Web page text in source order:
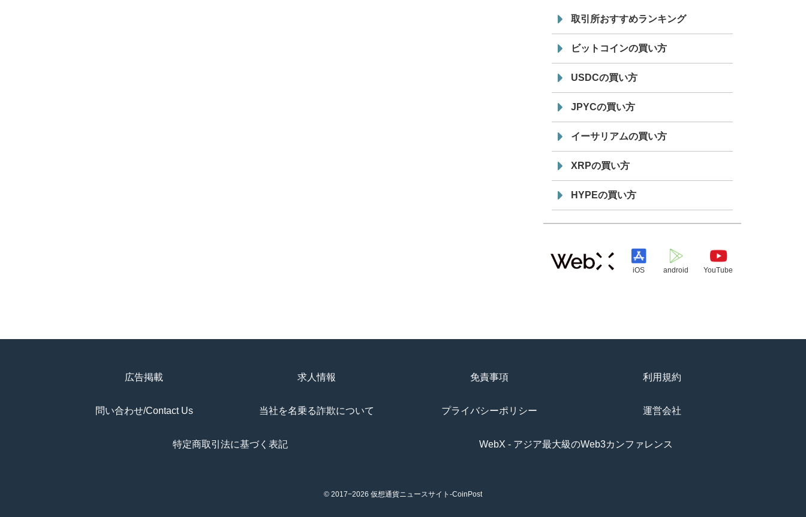
19:30
てステーブルコイン「JPYSC」徹底解
説セミナーを開催
取引所おすすめランキング
ビットコインの買い方
USDCの買い方
JPYCの買い方
イーサリアムの買い方
XRPの買い方
HYPEの買い方
iOS android YouTube
広告掲載 求人情報 免責事項 利用規約
問い合わせ/Contact Us 当社を名乗る詐欺について プライバシーポリシー 運営会社
特定商取引法に基づく表記 WebX - アジア最大級のWeb3カンファレンス
© 2017−2026 仮想通貨ニュースサイト-CoinPost